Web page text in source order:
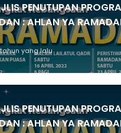
PENUTUPAN
: AHLAN YA
yang lalu
PENUTUPAN
: AHLAN YA